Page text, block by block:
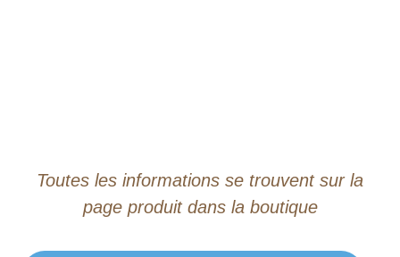
Toutes les informations se trouvent sur la
page produit dans la boutique